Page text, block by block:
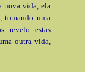
nova vida, ela
tomando uma
revelo estas
outra vida,